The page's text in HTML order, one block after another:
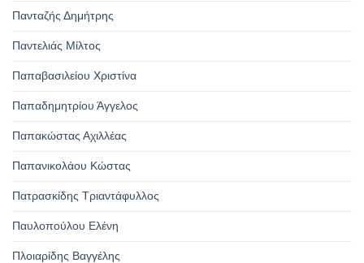
Πανταζής Δημήτρης
Παντελιάς Μίλτος
Παπαβασιλείου Χριστίνα
Παπαδημητρίου Άγγελος
Παπακώστας Αχιλλέας
Παπανικολάου Κώστας
Πατρασκίδης Τριαντάφυλλος
Παυλοπούλου Ελένη
Πλοιαρίδης Βαγγέλης